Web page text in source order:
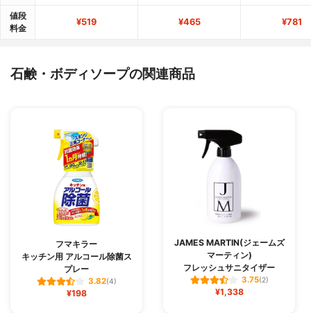
値段
料金
¥519 ¥465 ¥781
石鹸・ボディソープの関連商品
フマキラー
キッチン用 アルコール除菌ス
プレー
3.82(4)
¥198
JAMES MARTIN(ジェームズ
マーティン)
フレッシュサニタイザー
3.75(2)
¥1,338